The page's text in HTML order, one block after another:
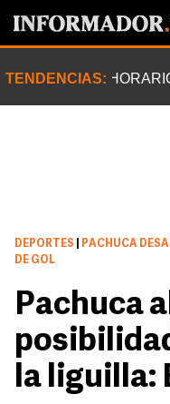
TENDENCIAS:
DEPORTES
PACHUCA
DE GOL
Pachuca
la liguilla: